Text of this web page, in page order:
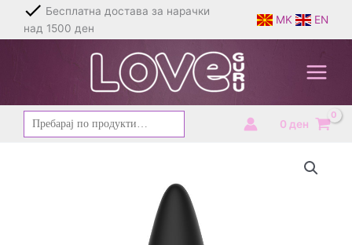
content
Бесплатна достава за нарачки
над 1500 ден
MK EN
Барај
за:
0 ден